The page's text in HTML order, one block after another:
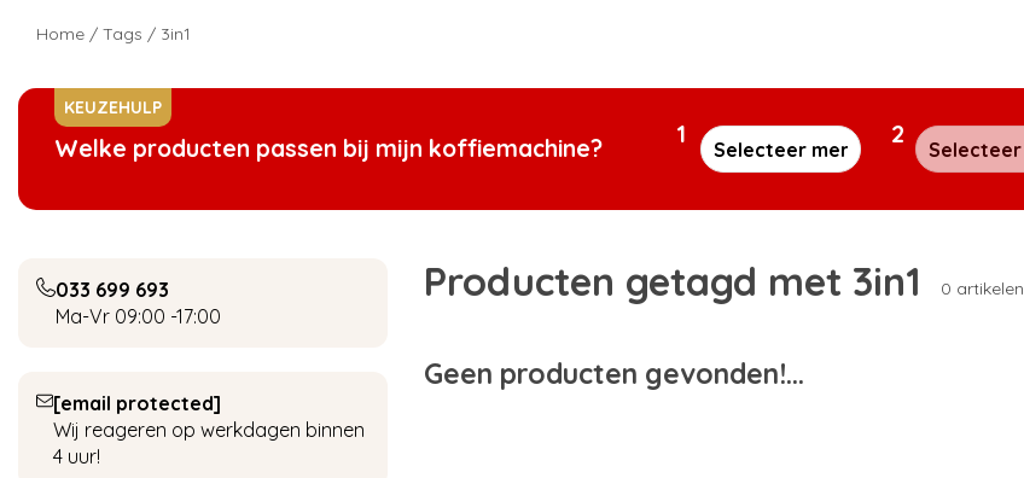
Home / Tags / 3in1
KEUZEHULP
Welke producten passen bij mijn koffiemachine? 1 2
033 699 693
Ma-Vr 09:00 -17:00
[email protected]
Wij reageren op werkdagen binnen
4 uur!
Producten getagd met 3in1 0 artikelen
Geen producten gevonden!...